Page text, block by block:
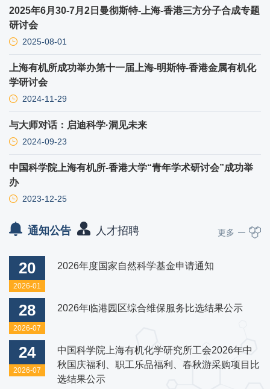
2025年6月30-7月2日曼彻斯特-上海-香港三方分子合成专题
研讨会
2025-08-01
上海有机所成功举办第十一届上海-明斯特-香港金属有机化
学研讨会
2024-11-29
与大师对话：启迪科学·洞见未来
2024-09-23
中国科学院上海有机所-香港大学“青年学术研讨会”成功举
办
2023-12-25
通知公告 人才招聘 更多
20
2026-01
2026年度国家自然科学基金申请通知
28
2026-07
2026年临港园区综合维保服务比选结果公示
24
2026-07
中国科学院上海有机化学研究所工会2026年中
秋国庆福利、职工乐品福利、春秋游采购项目比
选结果公示